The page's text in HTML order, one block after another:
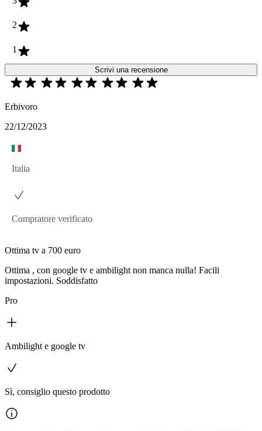
2
1
Scrivi una recensione
Erbivoro
22/12/2023
Italia
Compratore verificato
Ottima tv a 700 euro
Ottima , con google tv e ambilight non manca nulla! Facili
impostazioni. Soddisfatto
Pro
Ambilight e google tv
Sì, consiglio questo prodotto